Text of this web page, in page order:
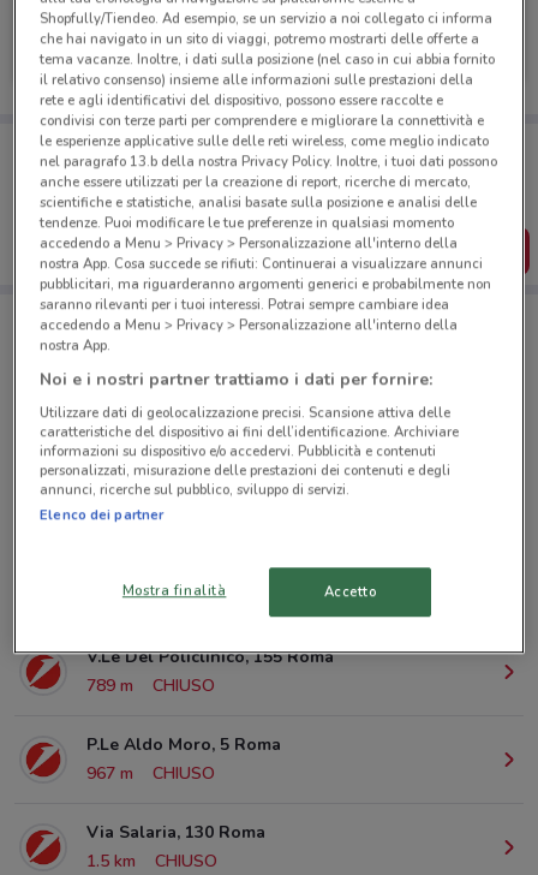
UniCredit
Scade il 31/08 588 m
Porta DoveConviene sempre con te!
Puoi trovare le migliori offerte dei negozi vicino a te,
salvarle e creare la tua lista del risparmio, comodamente
dal tuo cellulare.
SCARICA L’APP
Negozi UniCredit a Roma
Via Nomentana, 38 Roma
587 m
CHIUSO
V.Le Del Policlinico, 155 Roma
789 m
CHIUSO
P.Le Aldo Moro, 5 Roma
967 m
CHIUSO
Via Salaria, 130 Roma
1.5 km
CHIUSO
Shopfully/Tiendeo. Ad esempio, se un servizio a noi collegato ci informa
che hai navigato in un sito di viaggi, potremo mostrarti delle offerte a
tema vacanze. Inoltre, i dati sulla posizione (nel caso in cui abbia fornito
il relativo consenso) insieme alle informazioni sulle prestazioni della
rete e agli identificativi del dispositivo, possono essere raccolte e
condivisi con terze parti per comprendere e migliorare la connettività e
le esperienze applicative sulle delle reti wireless, come meglio indicato
nel paragrafo 13.b della nostra Privacy Policy. Inoltre, i tuoi dati possono
anche essere utilizzati per la creazione di report, ricerche di mercato,
scientifiche e statistiche, analisi basate sulla posizione e analisi delle
tendenze. Puoi modificare le tue preferenze in qualsiasi momento
accedendo a Menu > Privacy > Personalizzazione all'interno della
nostra App. Cosa succede se rifiuti: Continuerai a visualizzare annunci
pubblicitari, ma riguarderanno argomenti generici e probabilmente non
saranno rilevanti per i tuoi interessi. Potrai sempre cambiare idea
accedendo a Menu > Privacy > Personalizzazione all'interno della
nostra App.
Noi e i nostri partner trattiamo i dati per fornire:
Utilizzare dati di geolocalizzazione precisi. Scansione attiva delle
caratteristiche del dispositivo ai fini dell’identificazione. Archiviare
informazioni su dispositivo e/o accedervi. Pubblicità e contenuti
personalizzati, misurazione delle prestazioni dei contenuti e degli
annunci, ricerche sul pubblico, sviluppo di servizi.
Elenco dei partner
Mostra finalità Accetto